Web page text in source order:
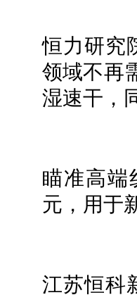
恒力研究
领域不再
湿速干，
瞄准高端
元，用于
江苏恒科